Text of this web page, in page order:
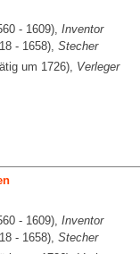
- 1609), Inventor
- 1658), Stecher
um 1726), Verleger
- 1609), Inventor
- 1658), Stecher